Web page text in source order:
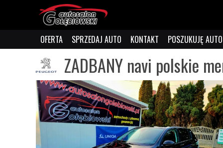
OFERTA SPRZEDAJ AUTO KONTAKT POSZUKUJĘ AUTO
ZADBANY navi polskie